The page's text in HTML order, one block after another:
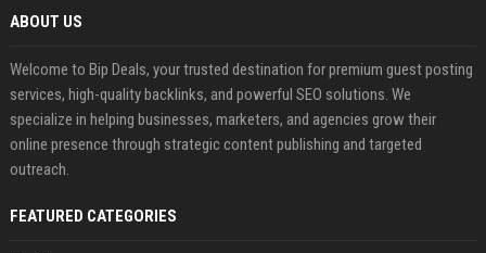
ABOUT US
Welcome to Bip Deals, your trusted destination for premium guest posting
services, high-quality backlinks, and powerful SEO solutions. We
specialize in helping businesses, marketers, and agencies grow their
online presence through strategic content publishing and targeted
outreach.
FEATURED CATEGORIES